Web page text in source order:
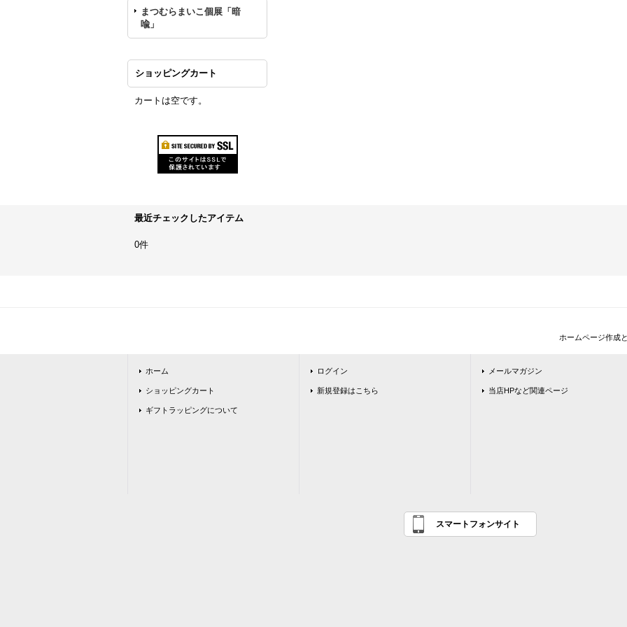
まつむらまいこ個展「暗
喩」
ショッピングカート
カートは空です。
最近チェックしたアイテム
0件
ホームページ作成
ホーム
ショッピングカート
ギフトラッピングについて
ログイン
新規登録はこちら
メールマガジン
当店HPなど関連ページ
スマートフォンサイト